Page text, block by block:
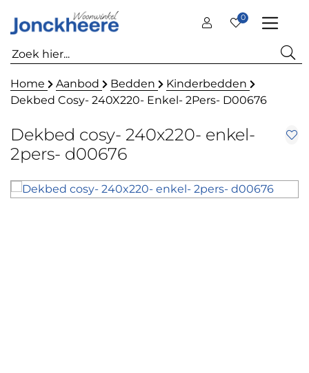
0
Home Aanbod Bedden
Kinderbedden
Dekbed Cosy- 240X220- Enkel- 2Pers- D00676
Dekbed cosy- 240x220- enkel-
2pers- d00676